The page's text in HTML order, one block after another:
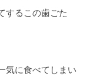
するこの歯ごた
気に食べてしまい